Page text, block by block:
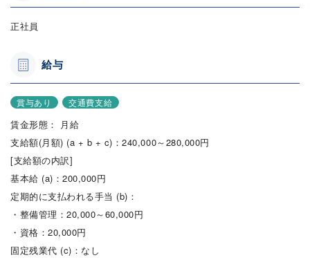
正社員
給与
賞与あり 交通費支給
賃金形態： 月給
支給額(月額) (a + b + c)：240,000～280,000円
[支給額の内訳]
基本給 (a)：200,000円
定期的に支払われる手当 (b)：
・整備管理：20,000～60,000円
・資格：20,000円
固定残業代 (c)：なし